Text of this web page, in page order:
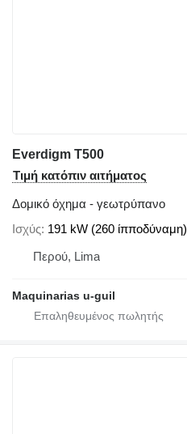
Everdigm T500
Τιμή κατόπιν αιτήματος
Δομικό όχημα - γεωτρύπανο
Ισχύς 191 kW (260 ίπποδύναμη)
Περού, Lima
Maquinarias u-guil